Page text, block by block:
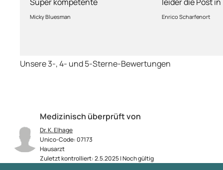
Medizinisch überprüft von
Dr. K. Elhage
Unico-Code: 07173
Hausarzt
Zuletzt kontrolliert: 2.5.2025 | Noch gültig
Abhandlung!
Micky Bluesman
kriegt es nicht
dauert obwohl
Enrico Scharfenort
Unsere 3-, 4- und 5-Sterne-Bewertungen